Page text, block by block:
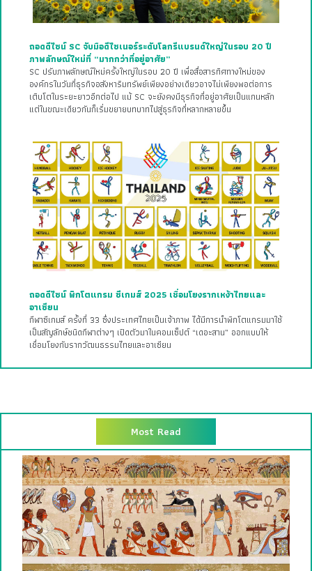
ถอดดีไซน์ SC จับมือดีไซเนอร์ระดับโลกรีแบรนด์ใหญ่ในรอบ 20 ปี
ภาพลักษณ์ใหม่ที่ “มากกว่าที่อยู่อาศัย”
SC ปรับภาพลักษณ์ใหม่ครั้งใหญ่ในรอบ 20 ปี เพื่อสื่อสารทิศทางใหม่ของ
องค์กรในวันที่ธุรกิจอสังหาริมทรัพย์เพียงอย่างเดียวอาจไม่เพียงพอต่อการ
เติบโตในระยะยาวอีกต่อไป แม้ SC จะยังคงมีธุรกิจที่อยู่อาศัยเป็นแกนหลัก
แต่ในขณะเดียวกันก็เริ่มขยายบทบาทไปสู่ธุรกิจที่หลากหลายขึ้น
ถอดดีไซน์ พิกโตแกรม ซีเกมส์ 2025 เชื่อมโยงรากเหง้าไทยและ
อาเซียน
กีฬาซีเกมส์ ครั้งที่ 33 ซึ่งประเทศไทยเป็นเจ้าภาพ ได้มีการนำพิกโตแกรมมาใช้
เป็นสัญลักษ์ชนิดกีฬาต่างๆ เปิดตัวมาในคอนเซ็ปต์ “เดอะสาน” ออกแบบให้
เชื่อมโยงกับรากวัฒนธรรมไทยและอาเซียน
Most Read